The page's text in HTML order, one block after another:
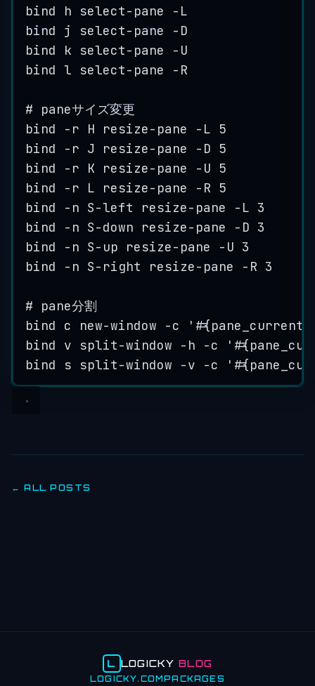
bind h select-pane -L
bind j select-pane -D
bind k select-pane -U
bind l select-pane -R
# paneサイズ変更
bind -r H resize-pane -L 5
bind -r J resize-pane -D 5
bind -r K resize-pane -U 5
bind -r L resize-pane -R 5
bind -n S-left resize-pane -L 3
bind -n S-down resize-pane -D 3
bind -n S-up resize-pane -U 3
bind -n S-right resize-pane -R 3
# pane分割
bind c new-window -c
bind v split-window -h -c
bind s split-window -v -c
← ALL POSTS
L LOGICKYBLOG
LOGICKY.COMPACKAGES